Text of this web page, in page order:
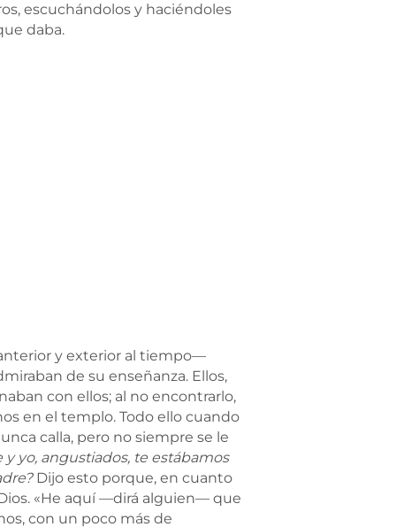
escuchándolos y haciéndoles
daba.
y exterior al tiempo—
de su enseñanza. Ellos,
con ellos; al no encontrarlo,
en el templo. Todo ello cuando
calla, pero no siempre se le
yo, angustiados, te estábamos
Dijo esto porque, en cuanto
«He aquí —dirá alguien— que
con un poco más de